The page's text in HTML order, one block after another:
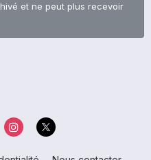
et ne peut plus recevoir